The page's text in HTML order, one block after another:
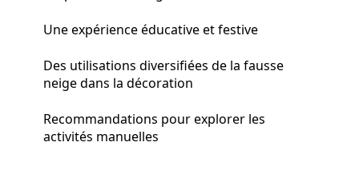
Une expérience éducative et festive
Des utilisations diversifiées de la fausse
neige dans la décoration
Recommandations pour explorer les
activités manuelles